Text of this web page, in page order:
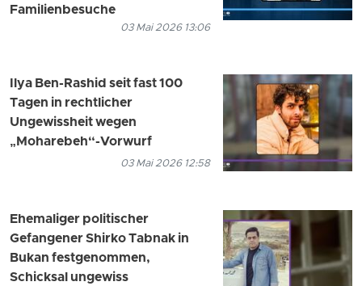
Familienbesuche
03 Mai 2026 13:06
Ilya Ben-Rashid seit fast 100
Tagen in rechtlicher
Ungewissheit wegen
„Moharebeh“-Vorwurf
03 Mai 2026 12:58
Ehemaliger politischer
Gefangener Shirko Tabnak in
Bukan festgenommen,
Schicksal ungewiss